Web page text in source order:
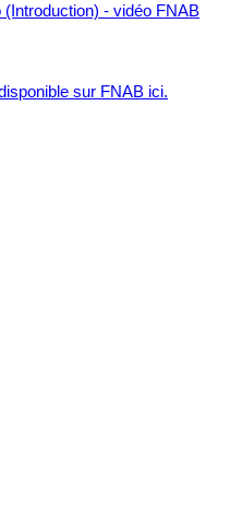
- vidéo FNAB
sur FNAB ici.